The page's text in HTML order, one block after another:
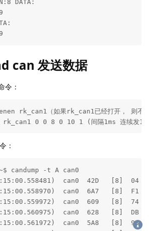
系里， 执行如下命
下命令：
sudo ip link set can0 down
cansend can0 006#ED99999999999999
cansend can0 006#ED99999999999900
can0到rt-thread can1, rt-thread接收